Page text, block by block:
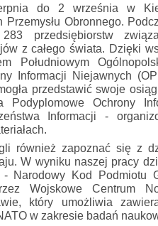
do 2 września w
Przemysłu Obronnego.
przedsiębiorstw
z całego świata. Dzięki
Południowym
Informacji Niejawnych
przedstawić swoje
Podyplomowe Ochrony
Informacji -
również zapoznać się z
W wyniku naszej pracy
Narodowy Kod Podmiotu
Wojskowe Centrum
który umożliwia
w zakresie badań